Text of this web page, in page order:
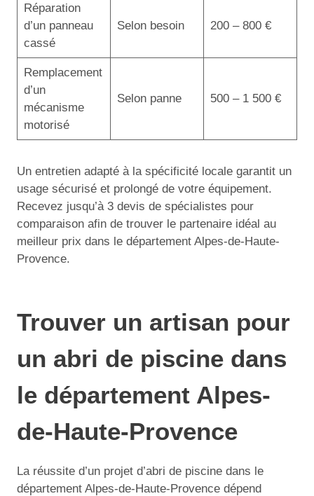
Réparation
d’un panneau
cassé
Selon besoin 200 – 800 €
Remplacement
d’un
mécanisme
motorisé
Selon panne 500 – 1 500 €
Un entretien adapté à la spécificité locale garantit un
usage sécurisé et prolongé de votre équipement.
Recevez jusqu’à 3 devis de spécialistes pour
comparaison afin de trouver le partenaire idéal au
meilleur prix dans le département Alpes-de-Haute-
Provence.
Trouver un artisan pour
un abri de piscine dans
le département Alpes-
de-Haute-Provence
La réussite d’un projet d’abri de piscine dans le
département Alpes-de-Haute-Provence dépend